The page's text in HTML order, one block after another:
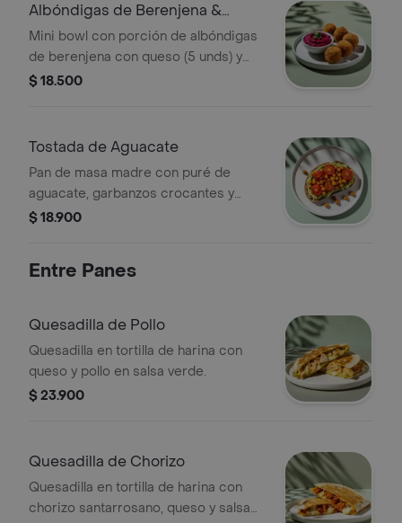
Albóndigas de Berenjena &
Hummus
Mini bowl con porción de albóndigas
de berenjena con queso (5 unds) y
hummus de tu elección.
$ 18.500
Tostada de Aguacate
Pan de masa madre con puré de
aguacate, garbanzos crocantes y
tomates cherry.
$ 18.900
Entre Panes
Quesadilla de Pollo
Quesadilla en tortilla de harina con
queso y pollo en salsa verde.
$ 23.900
Quesadilla de Chorizo
Quesadilla en tortilla de harina con
chorizo santarrosano, queso y salsa